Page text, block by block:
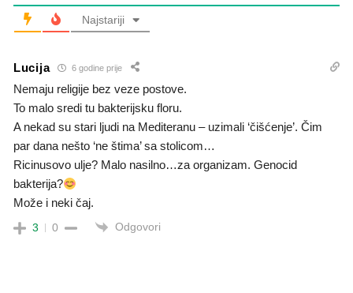
Najstariji
Lucija 6 godine prije
Nemaju religije bez veze postove.
To malo sredi tu bakterijsku floru.
A nekad su stari ljudi na Mediteranu – uzimali ‘čišćenje’. Čim
par dana nešto ‘ne štima’ sa stolicom…
Ricinusovo ulje? Malo nasilno…za organizam. Genocid
bakterija?
Može i neki čaj.
3 0 Odgovori